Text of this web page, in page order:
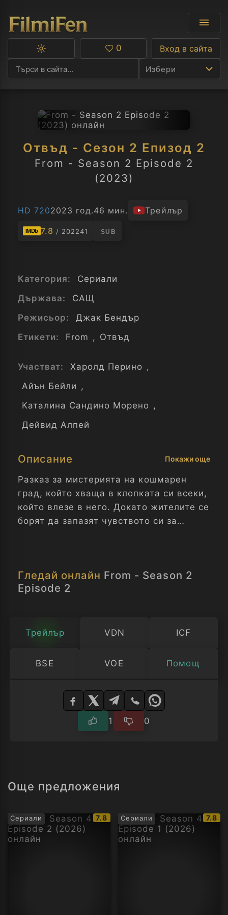
Избери
Ф
А
C
Превключване
тъмна
Любими
0 Вход в сайта
Отвъд - Сезон 2 Епизод 2
From - Season 2 Episode 2
(2023)
HD 7202023 год.46 мин. Трейлър
IMDb 7.8 / 202241 SUB
Категория:
Сериали
Държава:
САЩ
Режисьор:
Джак Бендър
Етикети:
From , Отвъд
Участват: Харолд Перино ,
Айън Бейли ,
Каталина Сандино Морено ,
Дейвид Алпей
Описание Покажи още
Разказ за мистерията на кошмарен
град, който хваща в клопката си всеки,
който влезе в него. Докато жителите се
борят да запазят чувството си за
Отвъд - Сезон 2 Епизод 2
Гледай онлайн From - Season 2
Episode 2
Трейлър VDN ICF
BSE VOE Помощ
Изберете
1 0
Още предложения
Сериали
IMDb
рейтинг:
7.8 Сериали
IMDb
7.8